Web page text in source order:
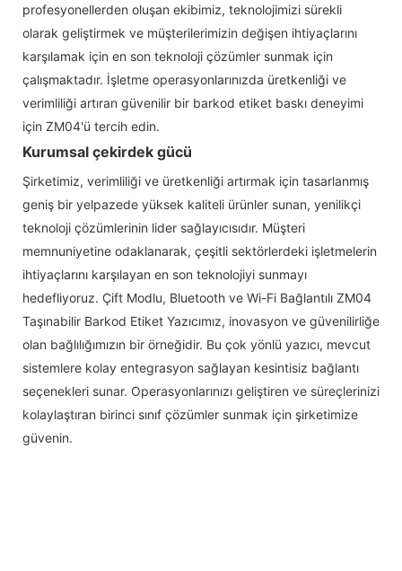
profesyonellerden oluşan ekibimiz, teknolojimizi sürekli
olarak geliştirmek ve müşterilerimizin değişen ihtiyaçlarını
karşılamak için en son teknoloji çözümler sunmak için
çalışmaktadır. İşletme operasyonlarınızda üretkenliği ve
verimliliği artıran güvenilir bir barkod etiket baskı deneyimi
için ZM04'ü tercih edin.
Kurumsal çekirdek gücü
Şirketimiz, verimliliği ve üretkenliği artırmak için tasarlanmış
geniş bir yelpazede yüksek kaliteli ürünler sunan, yenilikçi
teknoloji çözümlerinin lider sağlayıcısıdır. Müşteri
memnuniyetine odaklanarak, çeşitli sektörlerdeki işletmelerin
ihtiyaçlarını karşılayan en son teknolojiyi sunmayı
hedefliyoruz. Çift Modlu, Bluetooth ve Wi-Fi Bağlantılı ZM04
Taşınabilir Barkod Etiket Yazıcımız, inovasyon ve güvenilirliğe
olan bağlılığımızın bir örneğidir. Bu çok yönlü yazıcı, mevcut
sistemlere kolay entegrasyon sağlayan kesintisiz bağlantı
seçenekleri sunar. Operasyonlarınızı geliştiren ve süreçlerinizi
kolaylaştıran birinci sınıf çözümler sunmak için şirketimize
güvenin.